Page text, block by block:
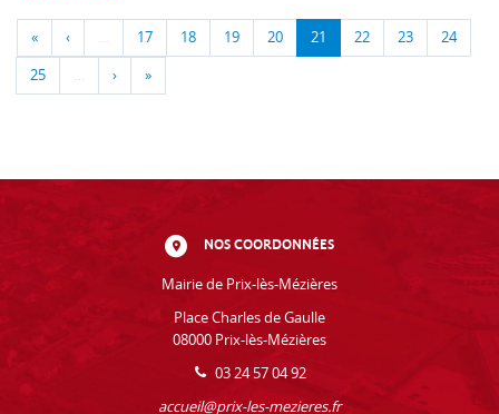
« ‹ … 17 18 19 20 21 22 23 24
25 … › »
NOS COORDONNÉES
Mairie de Prix-lès-Mézières
Place Charles de Gaulle
08000 Prix-lès-Mézières
03 24 57 04 92
accueil@prix-les-mezieres.fr